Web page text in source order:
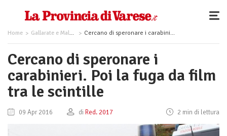
Home Gallarate e Malpensa Cercano di speronare i carabinieri. Poi la fuga da film tra le scintille
Cercano di speronare i
carabinieri. Poi la fuga da film
tra le scintille
09 Apr 2016 di Red. 2017 2 min di lettura